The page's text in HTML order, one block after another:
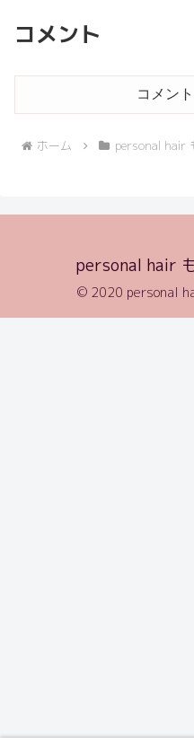
コメント
コメン
ホーム personal hair
personal hair
© 2020 personal